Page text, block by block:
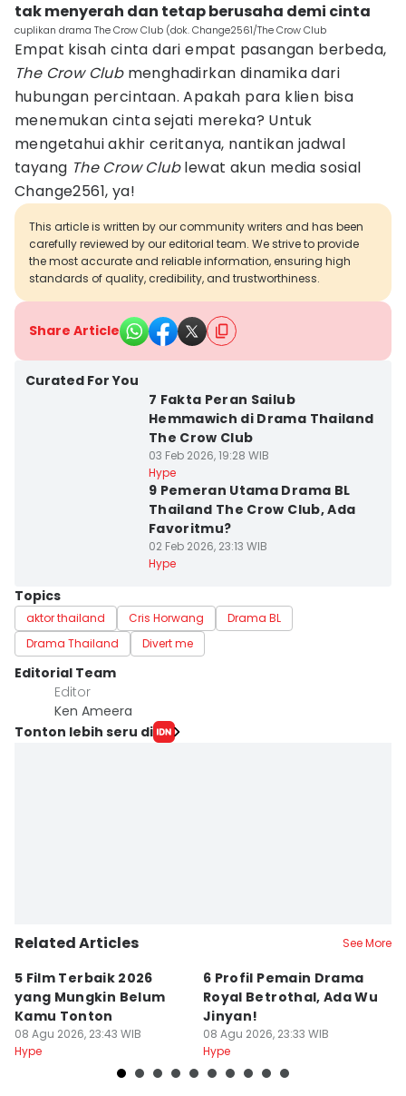
tak menyerah dan tetap berusaha demi cinta
cuplikan drama The Crow Club (dok. Change2561/The Crow Club
Empat kisah cinta dari empat pasangan berbeda,
The Crow Club menghadirkan dinamika dari
hubungan percintaan. Apakah para klien bisa
menemukan cinta sejati mereka? Untuk
mengetahui akhir ceritanya, nantikan jadwal
tayang The Crow Clublewat akun media sosial
Change2561, ya!
This article is written by our community writers and has been
carefully reviewed by our editorial team. We strive to provide
the most accurate and reliable information, ensuring high
standards of quality, credibility, and trustworthiness.
Share Article
Curated For You
7 Fakta Peran Sailub
Hemmawich di Drama Thailand
The Crow Club
03 Feb 2026, 19:28 WIB
Hype
9 Pemeran Utama Drama BL
Thailand The Crow Club, Ada
Favoritmu?
02 Feb 2026, 23:13 WIB
Hype
Topics
aktor thailand Cris Horwang
Drama BL
Drama Thailand
Divert me
Editorial Team
Editor
Ken Ameera
Tonton lebih seru di
Related Articles See More
5 Film Terbaik 2026
yang Mungkin Belum
Kamu Tonton
08 Agu 2026, 23:43 WIB
Hype
6 Profil Pemain Drama
Royal Betrothal, Ada Wu
Jinyan!
08 Agu 2026, 23:33 WIB
Hype